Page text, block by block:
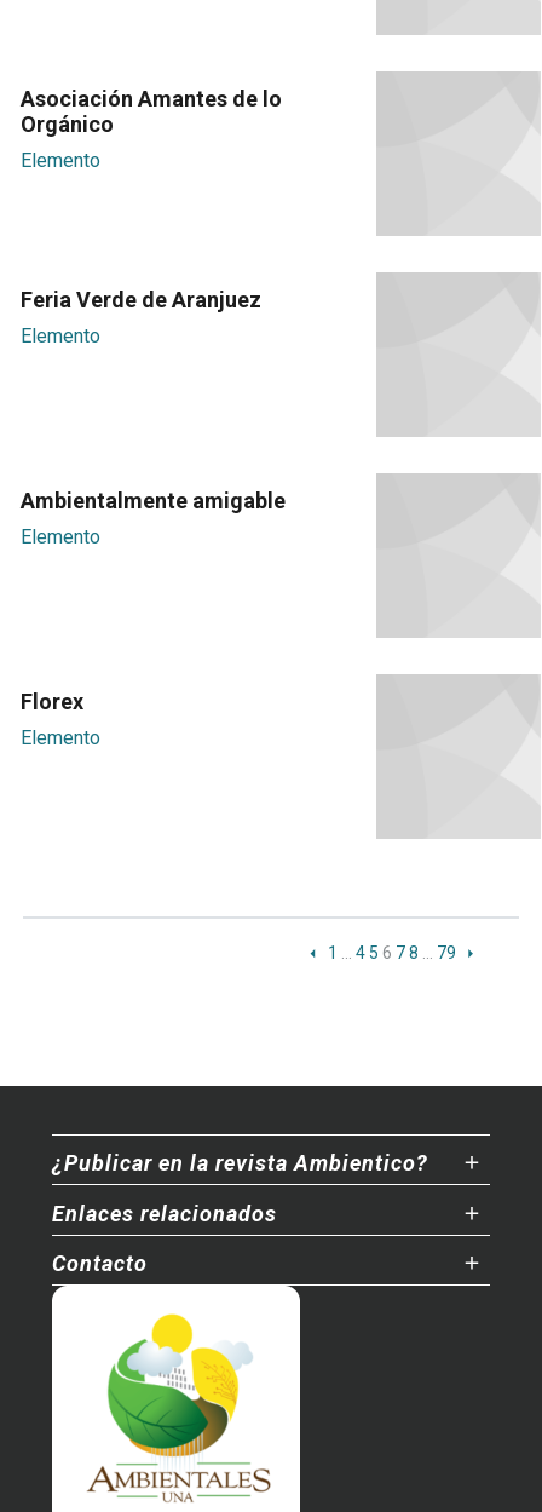
Asociación Amantes de lo
Orgánico
Elemento
Feria Verde de Aranjuez
Elemento
Ambientalmente amigable
Elemento
Florex
Elemento
1 4 5 6 7 8 79
¿Publicar en la revista Ambientico?
Enlaces relacionados
Contacto